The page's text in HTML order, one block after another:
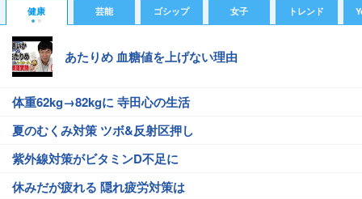
健康 芸能 ゴシップ 女子 トレンド
あたりめ 血糖値を上げない理由
体重62kg→82kgに 寺田心の生活
夏のむくみ対策 ツボ&反射区押し
紫外線対策がビタミンD不足に
休みだが疲れる 隠れ疲労対策は